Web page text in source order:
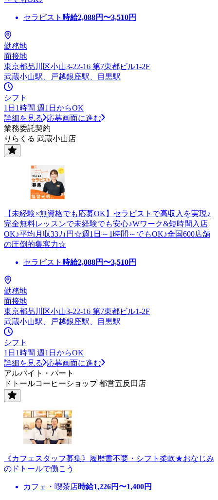
セラピスト 時給2,088円〜3,510円
勤務地
面接地
東京都品川区小山3-22-16 第7東都ビル1-2F
武蔵小山駅、戸越銀座駅、目黒駅
シフト
1日1時間 週1日からOK
詳細を見る
応募画面に進む
業務委託契約
りらくる 武蔵小山店
【未経験×無資格でも応募OK】セラピストで高収入を実現♪
完全無料レッスンで未経験でも安心♪Wワーク&短時間入店
OK♪平均月収33万円☆週1日～1時間～でもOK♪全国600店舗
の圧倒的集客力☆
セラピスト 時給2,088円〜3,510円
勤務地
面接地
東京都品川区小山3-22-16 第7東都ビル1-2F
武蔵小山駅、戸越銀座駅、目黒駅
シフト
1日1時間 週1日からOK
詳細を見る
応募画面に進む
アルバイト・パート
ドトールコーヒーショップ 都営五反田店
《カフェスタッフ募集》履歴書不要・シフト柔軟★おなじみ
のドトールで働こう
カフェ・喫茶店時給1,226円〜1,400円